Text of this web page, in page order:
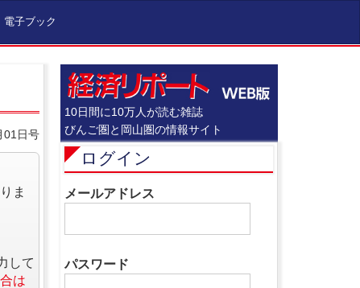
電子ブック
01日号
ま
して
は
10日間に10万人が読む雑誌
びんご圏と岡山圏の情報サイト
ログイン
メールアドレス
パスワード